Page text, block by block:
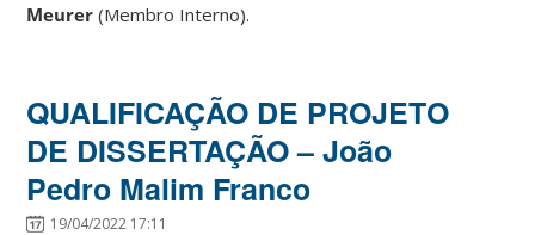
Meurer(Membro Interno).
QUALIFICAÇÃO DE PROJETO
DE DISSERTAÇÃO – João
Pedro Malim Franco
19/04/2022 17:11